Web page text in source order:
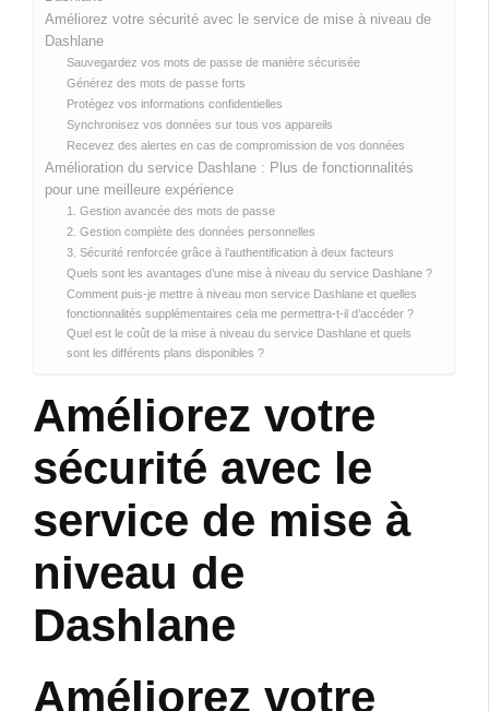
Améliorez votre sécurité avec le service de mise à niveau de
Dashlane
Sauvegardez vos mots de passe de manière sécurisée
Générez des mots de passe forts
Protégez vos informations confidentielles
Synchronisez vos données sur tous vos appareils
Recevez des alertes en cas de compromission de vos données
Amélioration du service Dashlane : Plus de fonctionnalités
pour une meilleure expérience
1. Gestion avancée des mots de passe
2. Gestion complète des données personnelles
3. Sécurité renforcée grâce à l’authentification à deux facteurs
Quels sont les avantages d’une mise à niveau du service Dashlane ?
Comment puis-je mettre à niveau mon service Dashlane et quelles
fonctionnalités supplémentaires cela me permettra-t-il d’accéder ?
Quel est le coût de la mise à niveau du service Dashlane et quels
sont les différents plans disponibles ?
Améliorez votre
sécurité avec le
service de mise à
niveau de
Dashlane
Améliorez votre